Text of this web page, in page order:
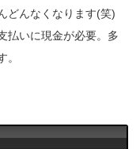
どんなくなります(笑)
払いに現金が必要。多